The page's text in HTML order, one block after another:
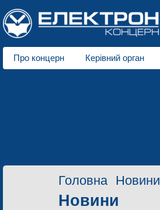
Про концерн Керівний орган
Головна Новини
Новини